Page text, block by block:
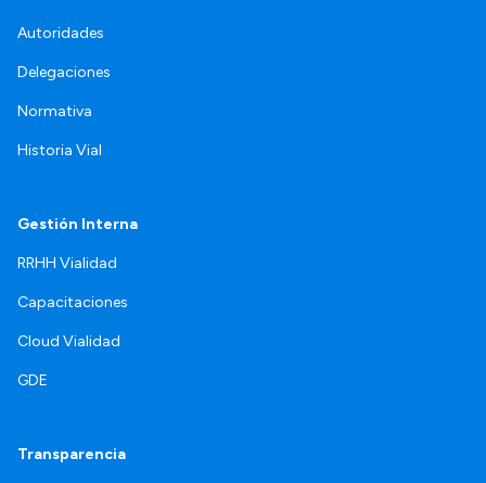
Autoridades
Delegaciones
Normativa
Historia Vial
Gestión Interna
RRHH Vialidad
Capacitaciones
Cloud Vialidad
GDE
Transparencia